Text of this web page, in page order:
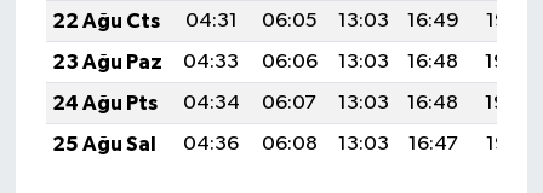
22 Ağu Cts
04:31 06:05 13:03 16:49
19:52
23 Ağu Paz
04:33 06:06 13:03 16:48
19:50
24 Ağu Pts
04:34 06:07 13:03 16:48
19:49
25 Ağu Sal
04:36 06:08 13:03 16:47 19:47